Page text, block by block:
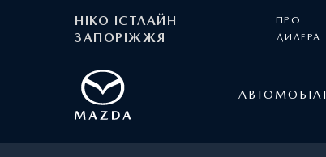
НІКО ІСТЛАЙН
ЗАПОРІЖЖЯ
ПРО
ДИЛЕРА
АВТОМОБІЛІ